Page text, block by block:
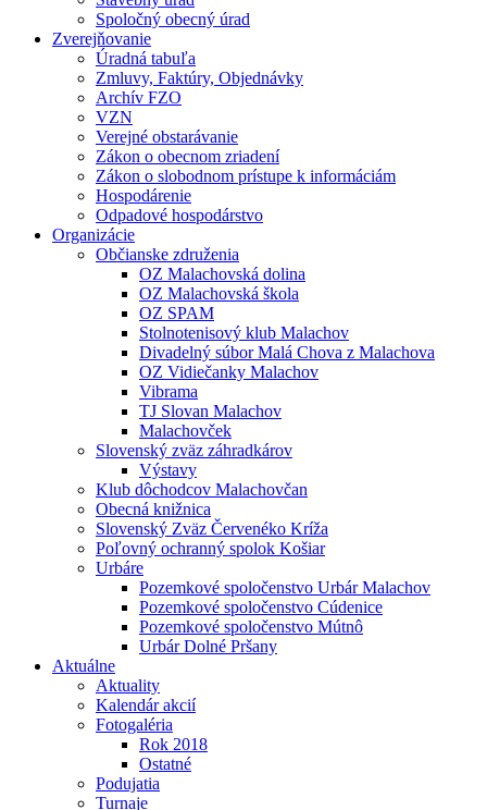
Spoločný obecný úrad
Zverejňovanie
Úradná tabuľa
Zmluvy, Faktúry, Objednávky
Archív FZO
VZN
Verejné obstarávanie
Zákon o obecnom zriadení
Zákon o slobodnom prístupe k informáciám
Hospodárenie
Odpadové hospodárstvo
Organizácie
Občianske združenia
OZ Malachovská dolina
OZ Malachovská škola
OZ SPAM
Stolnotenisový klub Malachov
Divadelný súbor Malá Chova z Malachova
OZ Vidiečanky Malachov
Vibrama
TJ Slovan Malachov
Malachovček
Slovenský zväz záhradkárov
Výstavy
Klub dôchodcov Malachovčan
Obecná knižnica
Slovenský Zväz Červenéko Kríža
Poľovný ochranný spolok Košiar
Urbáre
Pozemkové spoločenstvo Urbár Malachov
Pozemkové spoločenstvo Cúdenice
Pozemkové spoločenstvo Mútnô
Urbár Dolné Pršany
Aktuálne
Aktuality
Kalendár akcií
Fotogaléria
Rok 2018
Ostatné
Podujatia
Turnaje